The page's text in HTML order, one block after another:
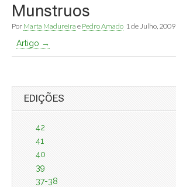
Munstruos
Por Marta Madureira e Pedro Amado 1 de Julho, 2009
Artigo →
EDIÇÕES
42
41
40
39
37-38